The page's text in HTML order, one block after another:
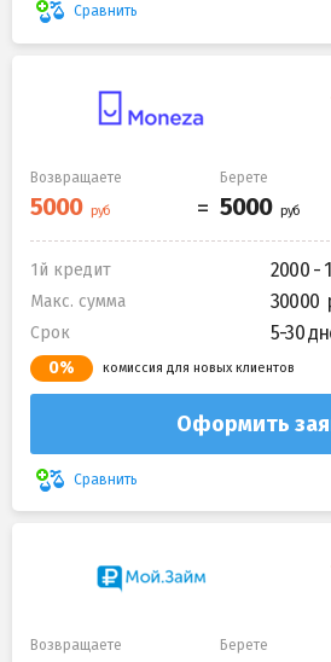
Сравнить
Возвращаете Берете
1й кредит 2000 -
Макс. сумма 30000
Срок 5-30
0% комиссия для новых клиентов
Оформить
Сравнить
Возвращаете Берете